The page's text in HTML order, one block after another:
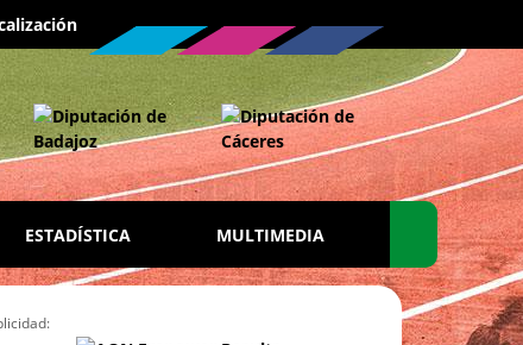
ESTADÍSTICA MULTIMEDIA